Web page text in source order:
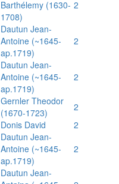
Barthélemy (1630-
1708)
2
Dautun Jean-
Antoine (~1645-
ap.1719)
2
Dautun Jean-
Antoine (~1645-
ap.1719)
2
Gernler Theodor
(1670-1723)
2
Donis David
2
Dautun Jean-
Antoine (~1645-
ap.1719)
2
Dautun Jean-